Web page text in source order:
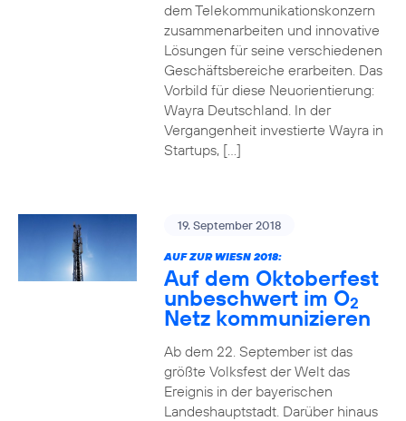
dem Telekommunikationskonzern
zusammenarbeiten und innovative
Lösungen für seine verschiedenen
Geschäftsbereiche erarbeiten. Das
Vorbild für diese Neuorientierung:
Wayra Deutschland. In der
Vergangenheit investierte Wayra in
Startups, […]
19. September 2018
AUF ZUR WIESN 2018:
Auf dem Oktoberfest
unbeschwert im O2
Netz kommunizieren
Ab dem 22. September ist das
größte Volksfest der Welt das
Ereignis in der bayerischen
Landeshauptstadt. Darüber hinaus